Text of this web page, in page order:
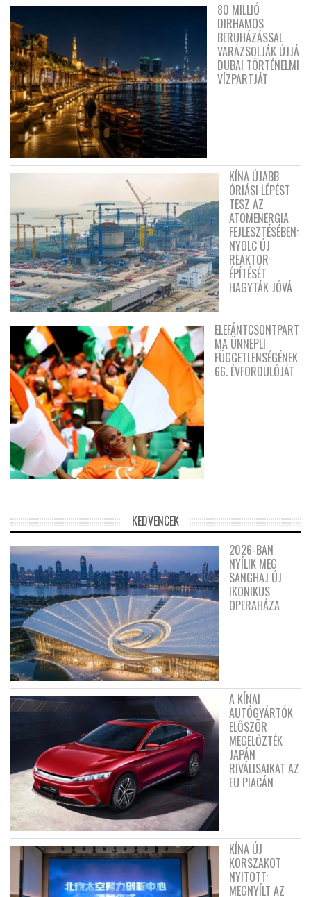
80 MILLIÓ
DIRHAMOS
BERUHÁZÁSSAL
VARÁZSOLJÁK ÚJJÁ
DUBAI TÖRTÉNELMI
VÍZPARTJÁT
KÍNA ÚJABB
ÓRIÁSI LÉPÉST
TESZ AZ
ATOMENERGIA
FEJLESZTÉSÉBEN:
NYOLC ÚJ
REAKTOR
ÉPÍTÉSÉT
HAGYTÁK JÓVÁ
ELEFÁNTCSONTPART
MA ÜNNEPLI
FÜGGETLENSÉGÉNEK
66. ÉVFORDULÓJÁT
KEDVENCEK
2026-BAN
NYÍLIK MEG
SANGHAJ ÚJ
IKONIKUS
OPERAHÁZA
A KÍNAI
AUTÓGYÁRTÓK
ELŐSZÖR
MEGELŐZTÉK
JAPÁN
RIVÁLISAIKAT AZ
EU PIACÁN
KÍNA ÚJ
KORSZAKOT
NYITOTT:
MEGNYÍLT AZ